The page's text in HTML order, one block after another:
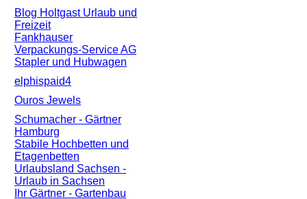
Blog Holtgast Urlaub und
Freizeit
Fankhauser
Verpackungs-Service AG
Stapler und Hubwagen
elphispaid4
Ouros Jewels
Schumacher - Gärtner
Hamburg
Stabile Hochbetten und
Etagenbetten
Urlaubsland Sachsen -
Urlaub in Sachsen
Ihr Gärtner - Gartenbau